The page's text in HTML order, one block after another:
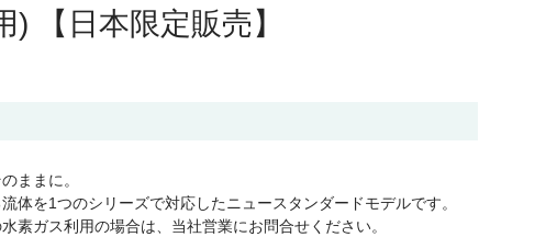
【日本限定販売】
ままに。
体を1つのシリーズで対応したニュースタンダードモデルです。
素ガス利用の場合は、当社営業にお問合せください。